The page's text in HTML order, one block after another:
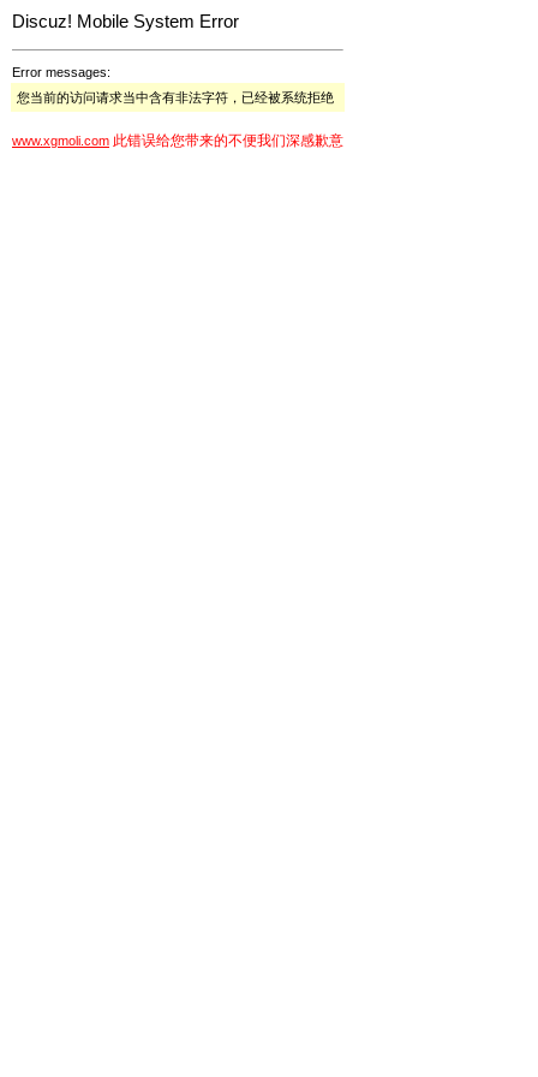
Discuz! Mobile System Error
Error messages:
您当前的访问请求当中含有非法字符，已经被系统拒绝
www.xgmoli.com 此错误给您带来的不便我们深感歉意